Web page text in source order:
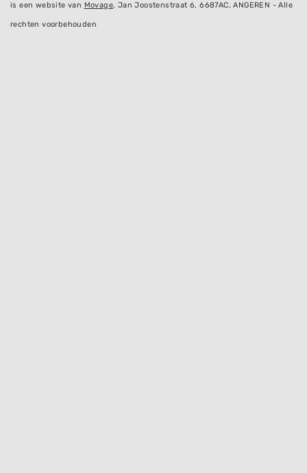
is een website van Movage, Jan Joostenstraat 6, 6687AC, ANGEREN - Alle
rechten voorbehouden